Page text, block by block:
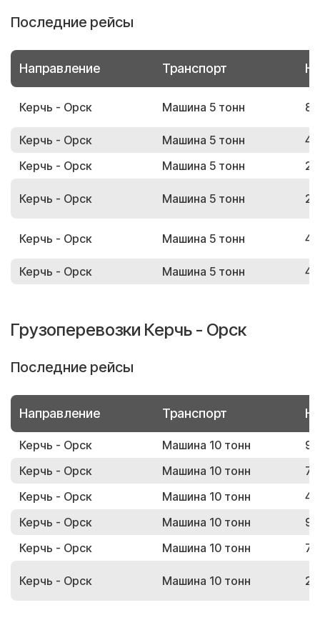
Последние рейсы
Направление Транспорт
Керчь - Орск Машина 5 тонн
Керчь - Орск Машина 5 тонн
Керчь - Орск
Машина 5 тонн
Керчь - Орск Машина 5 тонн
Керчь - Орск Машина 5 тонн
Керчь - Орск Машина 5 тонн
Грузоперевозки Керчь - Орск
Последние рейсы
Направление Транспорт
Керчь - Орск Машина 10 тонн
Керчь - Орск
Машина 10 тонн
Керчь - Орск
Машина 10 тонн
Керчь - Орск
Машина 10 тонн
Керчь - Орск
Машина 10 тонн
Керчь - Орск Машина 10 тонн